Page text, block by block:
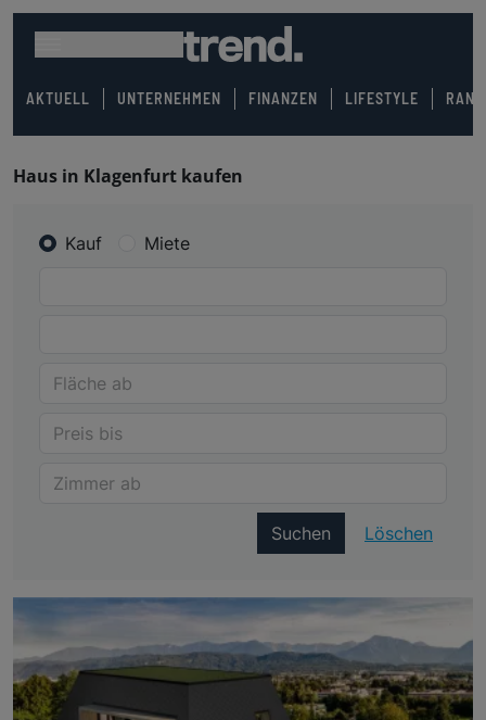
AKTUELL UNTERNEHMEN FINANZEN LIFESTYLE
Haus in Klagenfurt kaufen
Kauf Miete
Suchen Löschen